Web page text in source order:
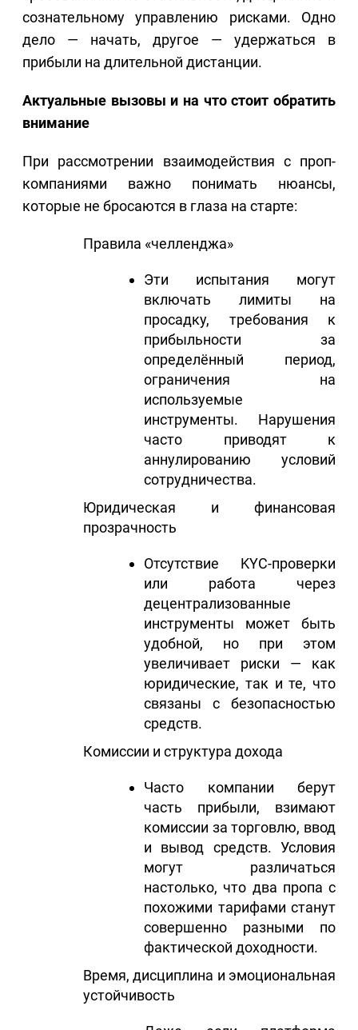
сознательному управлению рисками. Одно
дело — начать, другое — удержаться в
прибыли на длительной дистанции.
Актуальные вызовы и на что стоит обратить
внимание
При рассмотрении взаимодействия с проп-
компаниями важно понимать нюансы,
которые не бросаются в глаза на старте:
Правила «челленджа»
Эти испытания могут
включать лимиты на
просадку, требования к
прибыльности за
определённый период,
ограничения на
используемые
инструменты. Нарушения
часто приводят к
аннулированию условий
сотрудничества.
Юридическая и финансовая
прозрачность
Отсутствие KYC-проверки
или работа через
децентрализованные
инструменты может быть
удобной, но при этом
увеличивает риски — как
юридические, так и те, что
связаны с безопасностью
средств.
Комиссии и структура дохода
Часто компании берут
часть прибыли, взимают
комиссии за торговлю, ввод
и вывод средств. Условия
могут различаться
настолько, что два пропа с
похожими тарифами станут
совершенно разными по
фактической доходности.
Время, дисциплина и эмоциональная
устойчивость